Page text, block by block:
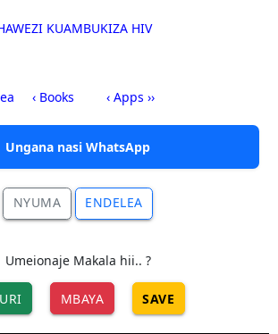
KUAMBUKIZA HIV
‹ Books ‹ Apps ››
Ungana nasi WhatsApp
NYUMA ENDELEA
Umeionaje Makala hii.. ?
MBAYA SAVE